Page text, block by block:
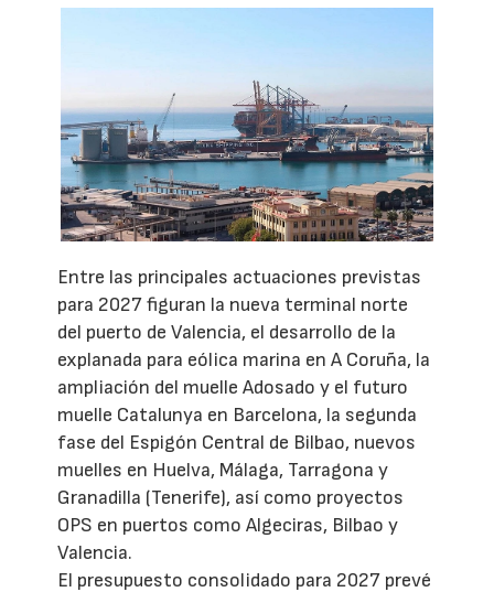
Entre las principales actuaciones previstas
para 2027 figuran la nueva terminal norte
del puerto de Valencia, el desarrollo de la
explanada para eólica marina en A Coruña, la
ampliación del muelle Adosado y el futuro
muelle Catalunya en Barcelona, la segunda
fase del Espigón Central de Bilbao, nuevos
muelles en Huelva, Málaga, Tarragona y
Granadilla (Tenerife), así como proyectos
OPS en puertos como Algeciras, Bilbao y
Valencia.
El presupuesto consolidado para 2027 prevé